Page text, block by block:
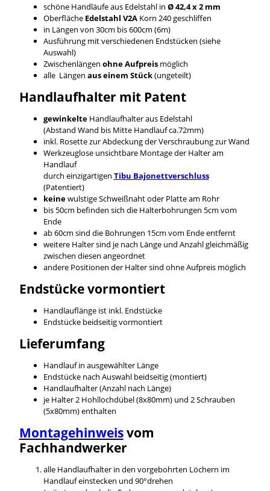
schöne Handläufe aus Edelstahl in Ø 42,4 x 2 mm
Oberfläche Edelstahl V2A Korn 240 geschliffen
in Längen von 30cm bis 600cm (6m)
Ausführung mit verschiedenen Endstücken (siehe
Auswahl)
Zwischenlängen ohne Aufpreis möglich
alle Längen aus einem Stück(ungeteilt)
Handlaufhalter mit Patent
gewinkelteHandlaufhalter aus Edelstahl
(Abstand Wand bis Mitte Handlauf ca.72mm)
inkl. Rosette zur Abdeckung der Verschraubung zur Wand
Werkzeuglose unsichtbare Montage der Halter am
Handlauf
durch einzigartigen Tibu Bajonettverschluss
(Patentiert)
keinewulstige Schweißnaht oder Platte am Rohr
bis 50cm befinden sich die Halterbohrungen 5cm vom
Ende
ab 60cm sind die Bohrungen 15cm vom Ende entfernt
weitere Halter sind je nach Länge und Anzahl gleichmäßig
zwischen diesen angeordnet
andere Positionen der Halter sind ohne Aufpreis möglich
Endstücke vormontiert
Handlauflänge ist inkl. Endstücke
Endstücke beidseitig vormontiert
Lieferumfang
Handlauf in ausgewählter Länge
Endstücke nach Auswahl beidseitig (montiert)
Handlaufhalter (Anzahl nach Länge)
je Halter 2 Hohllochdübel (8x80mm) und 2 Schrauben
(5x80mm) enthalten
Montagehinweisvom
Fachhandwerker
alle Handlaufhalter in den vorgebohrten Löchern im
Handlauf einstecken und 90°drehen